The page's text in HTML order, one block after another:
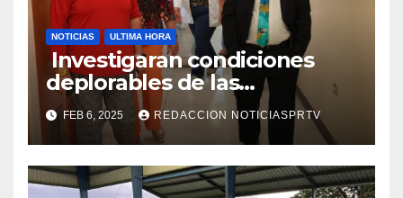
NOTICIAS ULTIMA HORA
Investigaran condiciones
deplorables de las
facilidades el Departamento
de la Salud en Mayagüez
FEB 6, 2025 REDACCION NOTICIASPRTV